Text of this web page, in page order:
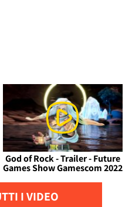
God of Rock - Trailer - Future
Games Show Gamescom 2022
I VIDEO